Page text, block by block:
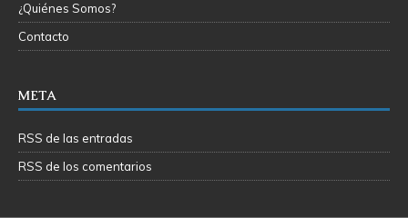
¿Quiénes Somos?
Contacto
META
RSS de las entradas
RSS de los comentarios